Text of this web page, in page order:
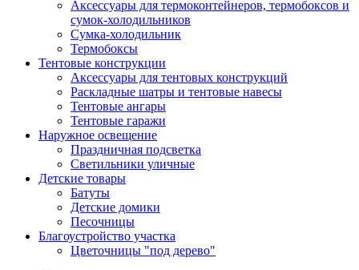
Аксессуары для термоконтейнеров, термобоксов и
сумок-холодильников
Сумка-холодильник
Термобоксы
Тентовые конструкции
Аксессуары для тентовых конструкций
Раскладные шатры и тентовые навесы
Тентовые ангары
Тентовые гаражи
Наружное освещение
Праздничная подсветка
Светильники уличные
Детские товары
Батуты
Детские домики
Песочницы
Благоустройство участка
Цветочницы "под дерево"